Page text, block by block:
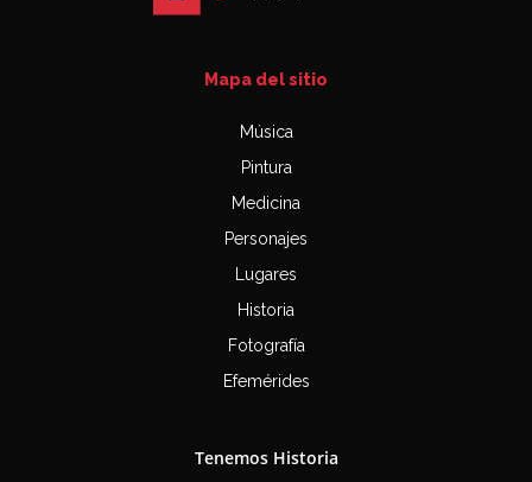
Mapa del sitio
Música
Pintura
Medicina
Personajes
Lugares
Historia
Fotografía
Efemérides
Tenemos Historia